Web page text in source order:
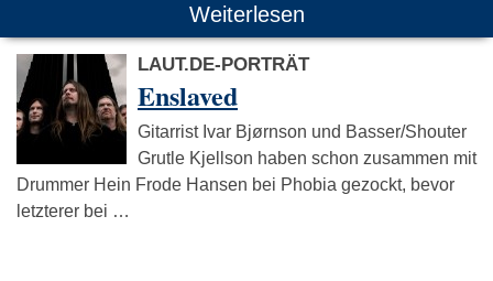
Weiterlesen
LAUT.DE-PORTRÄT
Enslaved
Gitarrist Ivar Bjørnson und Basser/Shouter
Grutle Kjellson haben schon zusammen mit
Drummer Hein Frode Hansen bei Phobia gezockt, bevor
letzterer bei …